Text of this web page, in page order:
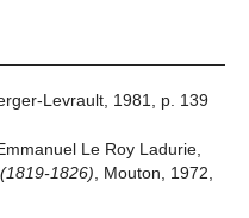
Levrault, 1981, p. 139
Le Roy Ladurie,
1826) , Mouton, 1972,